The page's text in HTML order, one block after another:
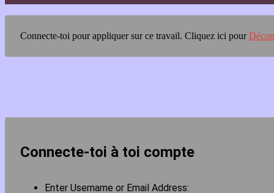
Connecte-toi pour appliquer sur ce travail. Cliquez ici pour
Connecte-toi à toi compte
Enter Username or Email Address: